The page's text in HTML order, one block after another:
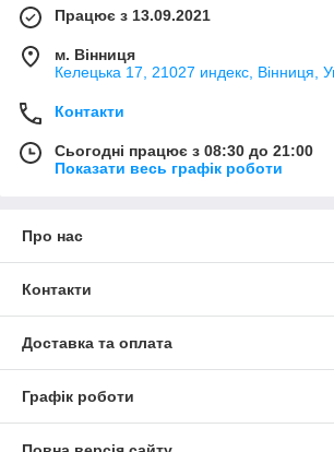
Працює з 13.09.2021
м. Вінниця
Келецька 17, 21027 индекс, Вінниця,
Контакти
Сьогодні працює з 08:30 до 21:00
Показати весь графік роботи
Про нас
Контакти
Доставка та оплата
Графік роботи